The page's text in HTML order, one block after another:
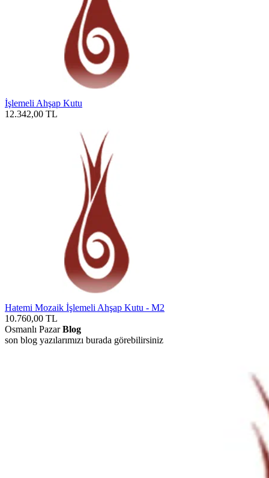
İşlemeli Ahşap Kutu
12.342,00 TL
Hatemi Mozaik İşlemeli Ahşap Kutu - M2
10.760,00 TL
Osmanlı PazarBlog
son blog yazılarımızı burada görebilirsiniz